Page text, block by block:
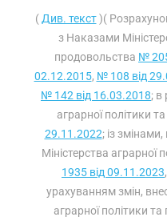
( Див. текст)(
з Наказами
продовольства №
02.12.2015, № 108 від
№ 142 від 16.03.2018; в
аграрної політики
29.11.2022; із
Міністерства аграрної
1935 від 09.11.2023,
урахуванням змін,
аграрної політики